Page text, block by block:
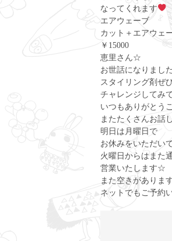
なってくれます
エアウェーブ
カット＋エアウェ
￥15000
恵里さん☆
お世話になりまし
スタイリング剤ぜ
チャレンジしてみ
いつもありがとう
またたくさんお話
明日は月曜日で
お休みをいただい
火曜日からはまた
営業いたします☆
また空きがありま
ネットでもご予約